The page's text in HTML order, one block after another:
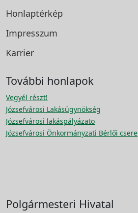
Honlaptérkép
Impresszum
Karrier
További honlapok
Vegyél részt!
Józsefvárosi Lakásügynökség
Józsefvárosi lakáspályázato
Józsefvárosi Önkormányzati Bérlői csere
Polgármesteri Hivatal